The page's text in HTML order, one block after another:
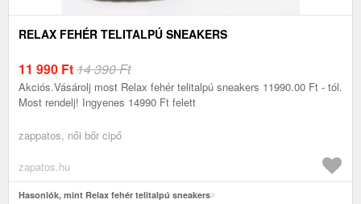
RELAX FEHÉR TELITALPÚ SNEAKERS
11 990 Ft14 390 Ft
Akciós.Vásárolj most Relax fehér telitalpú sneakers 11990.00 Ft - tól.
Most rendelj! Ingyenes 14990 Ft felett
zappatos, női bőr cipő
zapatos.hu
Hasonlók, mint Relax fehér telitalpú sneakers